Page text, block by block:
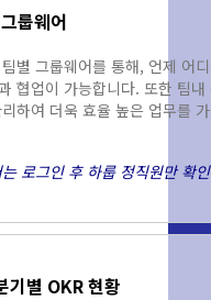
룹웨어
별 그룹웨어를 통해, 언제 어
협업이 가능합니다. 또한 팀내
하여 더욱 효율 높은 업무를
로그인 후 하룹 정직원만 확
기별 OKR 현황